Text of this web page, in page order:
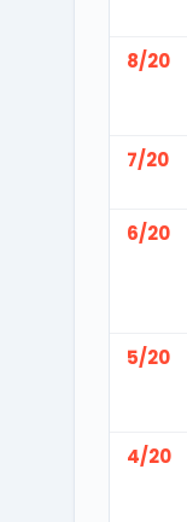
8/20
7/20
6/20
5/20
4/20